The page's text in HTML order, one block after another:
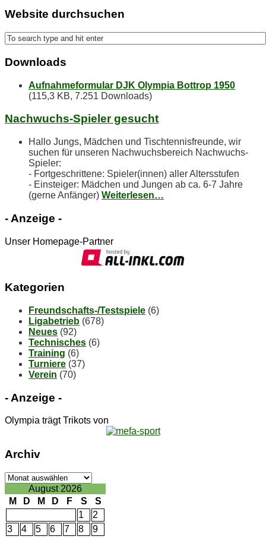
Web­site durchsuchen
Down­loads
Aufnahmeformular DJK Olympia Bottrop 1950
(115,3 KB, 7.251 Downloads)
Nach­wuchs-Spie­ler gesucht
Hallo Jungs, Mädchen und Tischtennisfreunde, wir
suchen für unseren Nachwuchsbereich Nachwuchs-
Spieler:
- Fortgeschrittene: Spieler(innen) aller Altersstufen
- Einsteiger: Mädchen und Jungen ab ca. 6-7 Jahre
(gerne Anfänger) Weiterlesen…
- An­zei­ge -
Unser Homepage-Partner
Ka­te­go­rien
Freundschafts-/Testspiele (6)
Ligabetrieb (678)
Neues (92)
Technisches (6)
Training (6)
Turniere (37)
Verein (70)
- An­zei­ge -
Olympia trägt Trikots von
Ar­chiv
Ar­
August 2026
M
D M D F S
S
1
2
3
4 5 6 7 8
9